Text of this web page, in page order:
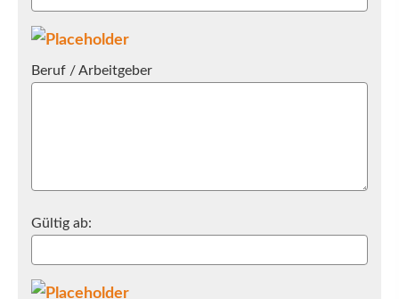
Beruf / Arbeitgeber
Gültig ab: